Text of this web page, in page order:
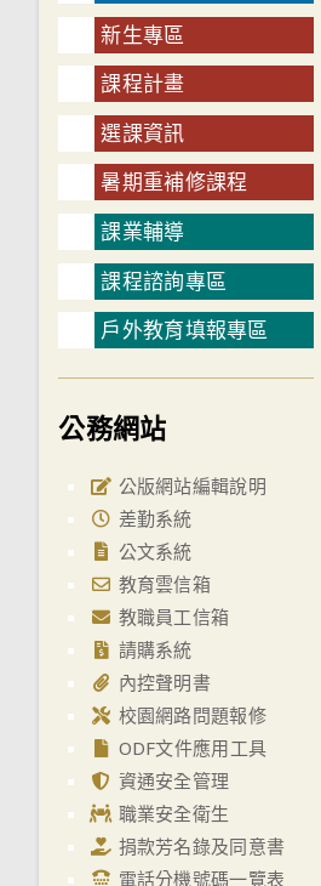
新生專區
課程計畫
選課資訊
暑期重補修課程
課業輔導
課程諮詢專區
戶外教育填報專區
公務網站
公版網站編輯說明
差勤系統
公文系統
教育雲信箱
教職員工信箱
請購系統
內控聲明書
校園網路問題報修
ODF文件應用工具
資通安全管理
職業安全衛生
捐款芳名錄及同意書
電話分機號碼一覽表